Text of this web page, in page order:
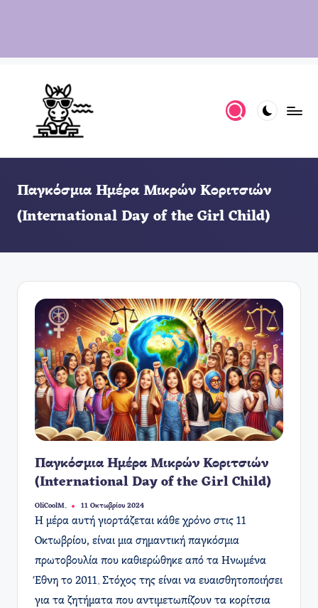
Παγκόσμια Ημέρα Μικρών Κοριτσιών
(International Day of the Girl Child)
Παγκόσμια Ημέρα Μικρών Κοριτσιών
(International Day of the Girl Child)
Συγγραφέας:
OliCoolM. 11 Οκτωβρίου 2024
Η μέρα αυτή γιορτάζεται κάθε χρόνο στις 11
Οκτωβρίου, είναι μια σημαντική παγκόσμια
πρωτοβουλία που καθιερώθηκε από τα Ηνωμένα
Έθνη το 2011. Στόχος της είναι να ευαισθητοποιήσει
για τα ζητήματα που αντιμετωπίζουν τα κορίτσια